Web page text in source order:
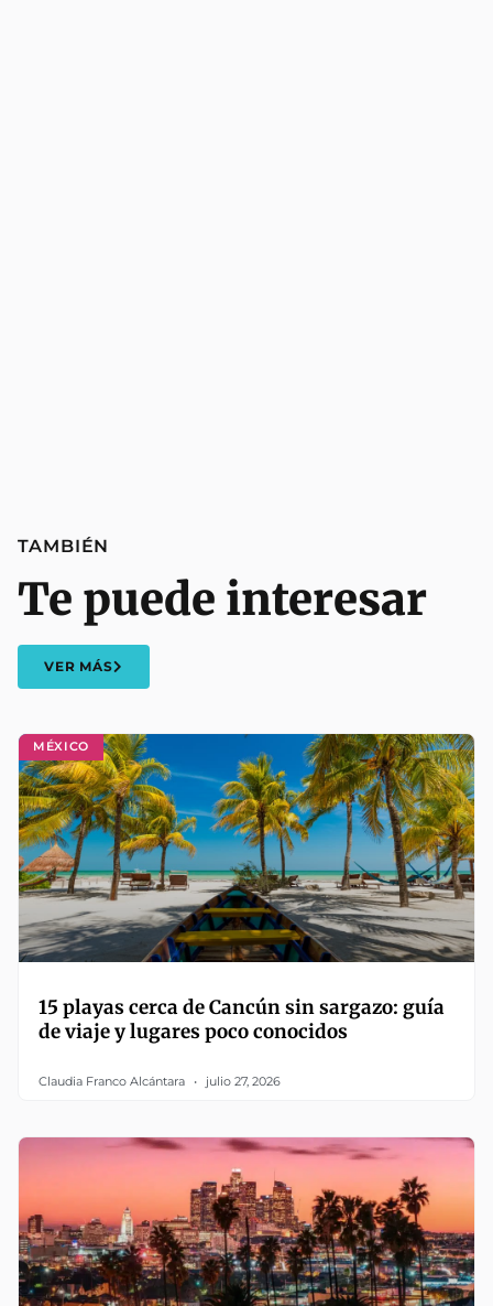
MÉXICO
15 playas cerca de Cancún sin sargazo: guía
de viaje y lugares poco conocidos
Claudia Franco Alcántara julio 27, 2026
TAMBIÉN
Te puede interesar
VER MÁS